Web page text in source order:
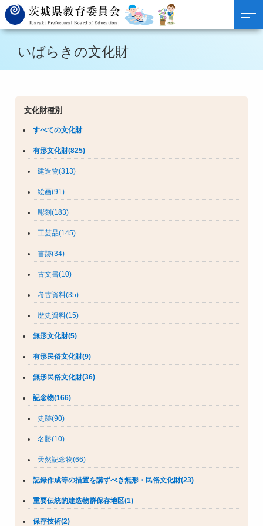
いばらきの文化財
文化財種別
すべての文化財
有形文化財(825)
建造物(313)
絵画(91)
彫刻(183)
工芸品(145)
書跡(34)
古文書(10)
考古資料(35)
歴史資料(15)
無形文化財(5)
有形民俗文化財(9)
無形民俗文化財(36)
記念物(166)
史跡(90)
名勝(10)
天然記念物(66)
記録作成等の措置を講ずべき無形・民俗文化財(23)
重要伝統的建造物群保存地区(1)
保存技術(2)